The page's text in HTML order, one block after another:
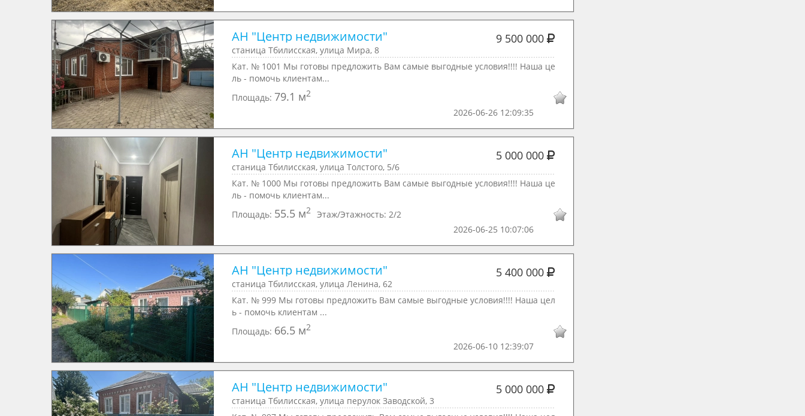
АН "Центр недвижимости" 9 500 000
станица Тбилисская, улица Мира, 8
Кат. № 1001 Мы готовы предложить Вам самые выгодные условия!!!! Наша це
ль - помочь клиентам...
Площадь: 79.1 м2
2026-06-26 12:09:35
АН "Центр недвижимости" 5 000 000
станица Тбилисская, улица Толстого, 5/6
Кат. № 1000 Мы готовы предложить Вам самые выгодные условия!!!! Наша це
ль - помочь клиентам...
Площадь: 55.5 м2 Этаж/Этажность: 2/2
2026-06-25 10:07:06
АН "Центр недвижимости" 5 400 000
станица Тбилисская, улица Ленина, 62
Кат. № 999 Мы готовы предложить Вам самые выгодные условия!!!! Наша цел
ь - помочь клиентам ...
Площадь: 66.5 м2
2026-06-10 12:39:07
АН "Центр недвижимости" 5 000 000
станица Тбилисская, улица перулок Заводской, 3